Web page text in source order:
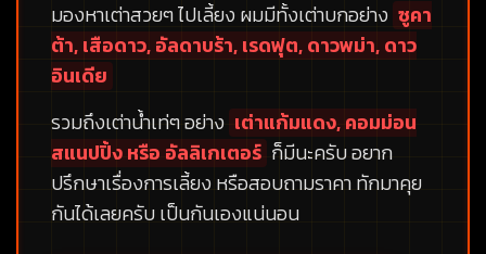
มองหาเต่าสวยๆ ไปเลี้ยง ผมมีทั้งเต่าบกอย่าง ซูคา
ต้า, เสือดาว, อัลดาบร้า, เรดฟุต, ดาวพม่า, ดาว
อินเดีย
รวมถึงเต่าน้ำเท่ๆ อย่าง เต่าแก้มแดง, คอมม่อน
สแนปปิ้ง หรือ อัลลิเกเตอร์ ก็มีนะครับ อยาก
ปรึกษาเรื่องการเลี้ยง หรือสอบถามราคา ทักมาคุย
กันได้เลยครับ เป็นกันเองแน่นอน